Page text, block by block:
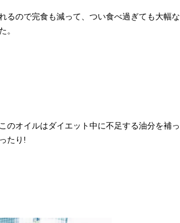
るので完食も減って、つい食べ過ぎても大幅な
。
のオイルはダイエット中に不足する油分を補っ
たり!